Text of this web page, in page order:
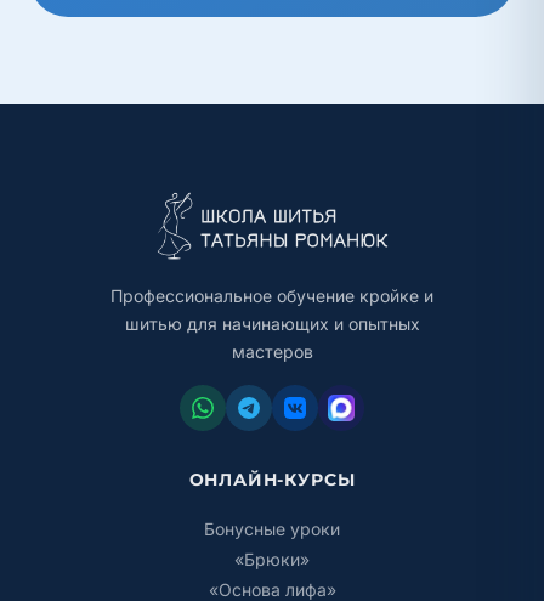
Профессиональное обучение кройке и
шитью для начинающих и опытных
мастеров
ОНЛАЙН-КУРСЫ
Бонусные уроки
«Брюки»
«Основа лифа»